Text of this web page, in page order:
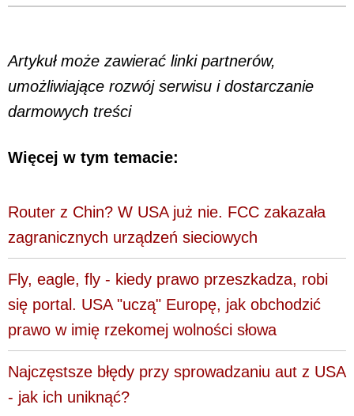
Artykuł może zawierać linki partnerów,
umożliwiające rozwój serwisu i dostarczanie
darmowych treści
Więcej w tym temacie:
Router z Chin? W USA już nie. FCC zakazała
zagranicznych urządzeń sieciowych
Fly, eagle, fly - kiedy prawo przeszkadza, robi
się portal. USA "uczą" Europę, jak obchodzić
prawo w imię rzekomej wolności słowa
Najczęstsze błędy przy sprowadzaniu aut z USA
- jak ich uniknąć?